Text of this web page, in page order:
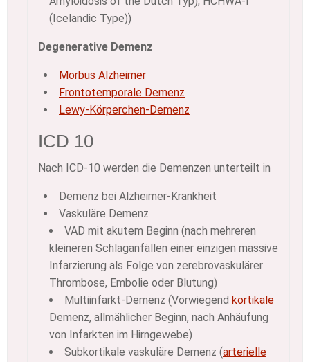
(Icelandic Type))
Degenerative Demenz
Morbus Alzheimer
Frontotemporale Demenz
Lewy-Körperchen-Demenz
ICD 10
Nach ICD-10 werden die Demenzen unterteilt in
Demenz bei Alzheimer-Krankheit
Vaskuläre Demenz
VAD mit akutem Beginn (nach mehreren
kleineren Schlaganfällen einer einzigen massive
Infarzierung als Folge von zerebrovaskulärer
Thrombose, Embolie oder Blutung)
Multiinfarkt-Demenz (Vorwiegend kortikale
Demenz, allmählicher Beginn, nach Anhäufung
von Infarkten im Hirngewebe)
Subkortikale vaskuläre Demenz (arterielle